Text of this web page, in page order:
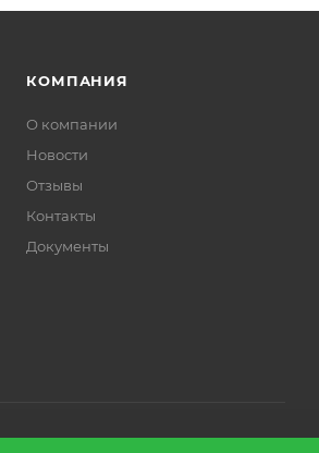
КОМПАНИЯ
О компании
Новости
Отзывы
Контакты
Документы